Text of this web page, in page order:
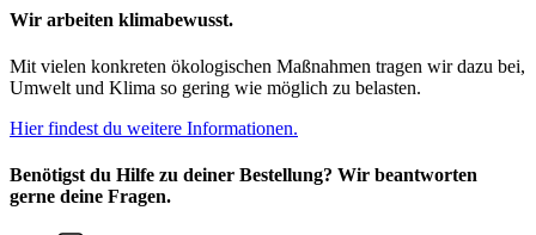
Wir arbeiten klimabewusst.
Mit vielen konkreten ökologischen Maßnahmen tragen wir dazu bei,
Umwelt und Klima so gering wie möglich zu belasten.
Hier findest du weitere Informationen.
Benötigst du Hilfe zu deiner Bestellung? Wir beantworten
gerne deine Fragen.